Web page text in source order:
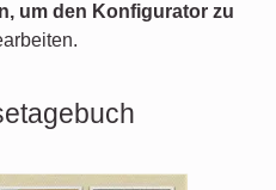
um den Konfigurator zu